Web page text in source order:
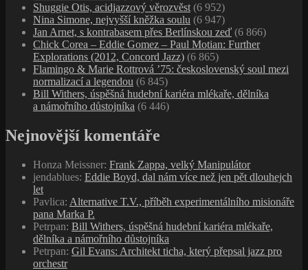
Shuggie Otis, acidjazzový věrozvěst (6 952)
Nina Simone, nejvyšší kněžka soulu (6 947)
Jan Arnet, s kontrabasem přes Berlínskou zeď (6 866)
Chick Corea – Eddie Gomez – Paul Motian: Further
Explorations (2012, Concord Jazz) (6 865)
Flamingo & Marie Rottrová ’75: československý soul mezi
normalizací a legendou (6 845)
Bill Withers, úspěšná hudební kariéra mlékaře, dělníka
a námořního důstojníka (6 446)
Nejnovější komentáře
Honza Meissner: Frank Zappa, velký Manipulátor
jendablues: Eddie Boyd, dal nám více než jen pět dlouhejch
let
Pavlica: Alternative T.V., příběh experimentálního misionáře
pana Marka P.
Petrpan: Bill Withers, úspěšná hudební kariéra mlékaře,
dělníka a námořního důstojníka
Petrpan: Gil Evans: Architekt ticha, který přepsal jazz pro
orchestr